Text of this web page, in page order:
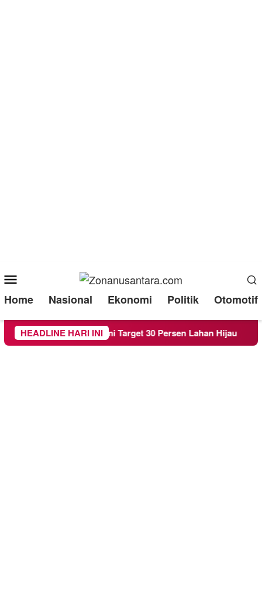
Menu
Home Nasional Ekonomi Politik Otomotif
HEADLINE HARI INI
RTH demi Target 30 Persen Lahan Hijau